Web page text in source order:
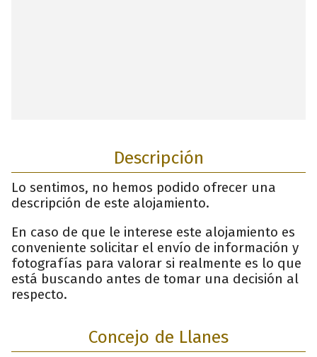
Descripción
Lo sentimos, no hemos podido ofrecer una
descripción de este alojamiento.
En caso de que le interese este alojamiento es
conveniente solicitar el envío de información y
fotografías para valorar si realmente es lo que
está buscando antes de tomar una decisión al
respecto.
Concejo de Llanes